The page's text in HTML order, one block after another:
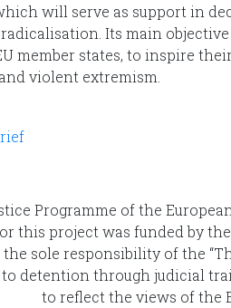
will serve as support in
Its main objective
member states, to inspire
violent extremism.
this project was funded by the
sole responsibility of the
detention through judicial
to reflect the views of the